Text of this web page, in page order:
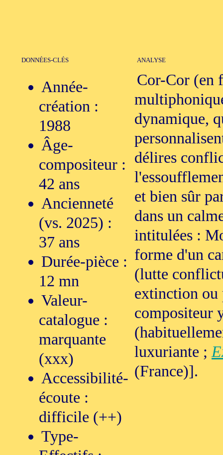
DONNÉES-CLÉS ANALYSE
Année-
création :
1988
Âge-
compositeur :
42 ans
Ancienneté
(vs. 2025) :
37 ans
Durée-pièce :
12 mn
Valeur-
catalogue :
marquante
(xxx)
Accessibilité-
écoute :
difficile (++)
Type-
Cor-Cor (en
dynamique,
délires
et bien sûr
dans un
intitulées :
forme d'un
(lutte
extinction ou
compositeur
luxuriante ;
(France)].